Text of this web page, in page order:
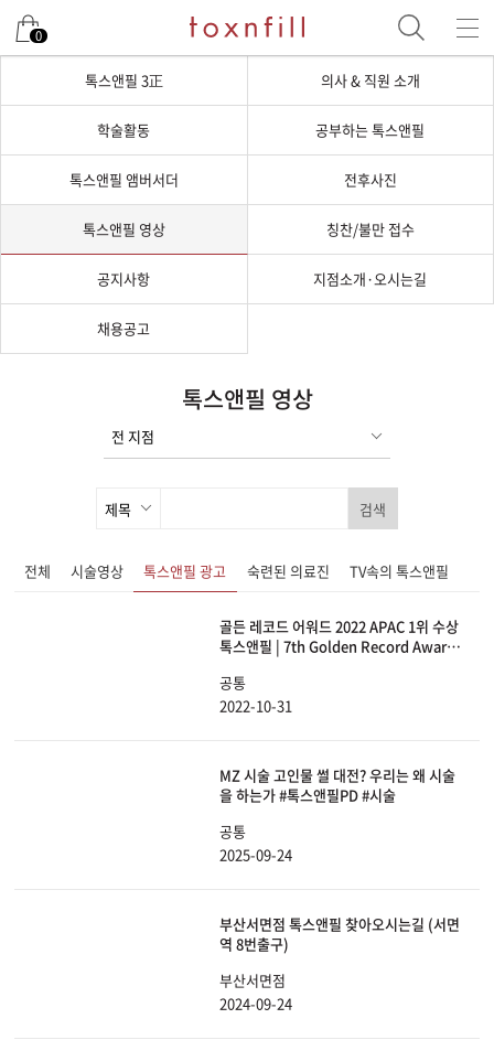
0
톡스앤필 3正 의사 & 직원 소개
학술활동 공부하는 톡스앤필
톡스앤필 앰버서더 전후사진
톡스앤필 영상 칭찬/불만 접수
공지사항 지점소개·오시는길
채용공고
톡스앤필 영상
검색
전체 시술영상 톡스앤필 광고 숙련된 의료진 TV속의 톡스앤필
골든 레코드 어워드 2022 APAC 1위 수상
톡스앤필 | 7th Golden Record Award
APAC 1st
공통
2022-10-31
MZ 시술 고인물 썰 대전? 우리는 왜 시술
을 하는가 #톡스앤필PD #시술
공통
2025-09-24
부산서면점 톡스앤필 찾아오시는길 (서면
역 8번출구)
부산서면점
2024-09-24